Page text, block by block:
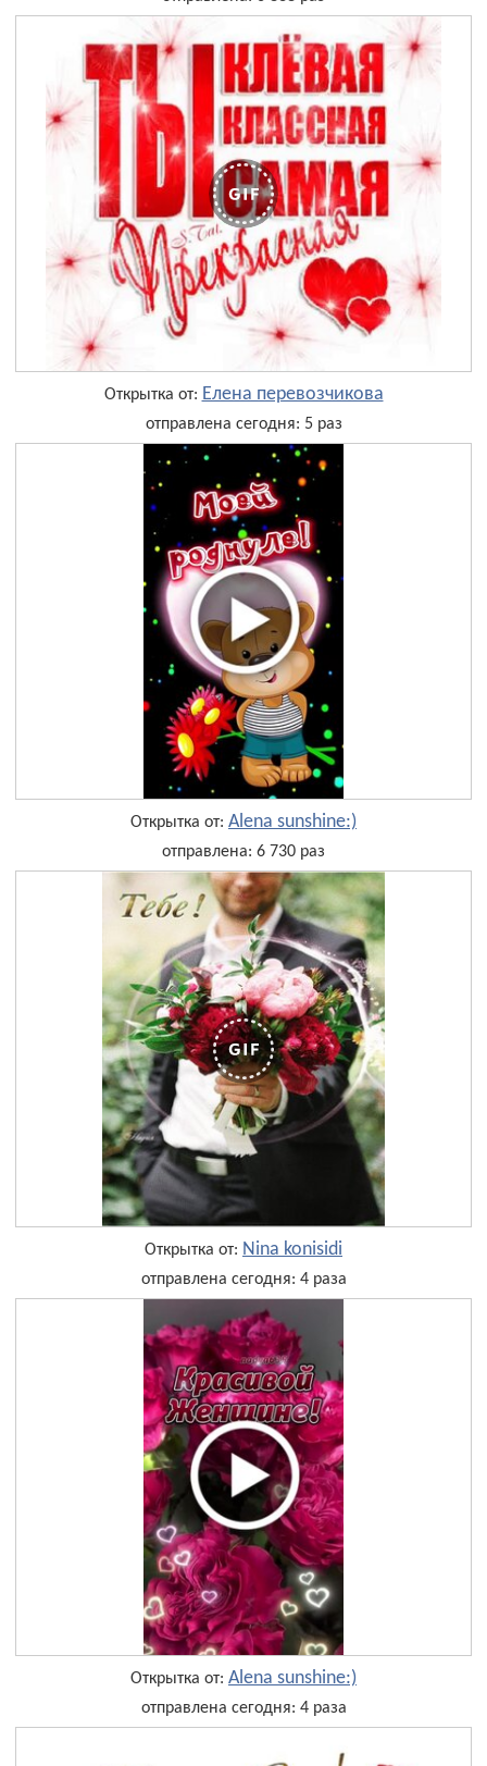
Открытка от: Елена перевозчикова
отправлена сегодня: 5 раз
Открытка от: Alena sunshine:)
отправлена: 6 730 раз
Открытка от: Nina konisidi
отправлена сегодня: 4 раза
Открытка от: Alena sunshine:)
отправлена сегодня: 4 раза